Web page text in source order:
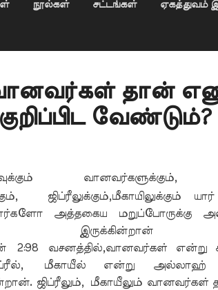
நூல்கள் சட்டங்கள் ஏகத்துவம்
வானவர்கள் தான்
வேண்டும்?
வானவர்களுக்கும்,
ஜிப்ரீலுக்கும்,மீகாயிலுக்கும் யார்
அத்தகைய மறுப்போருக்கு
இருக்கின்றான்
2:98 வசனத்தில்,வானவர்கள் என்று
மீகாயீல் என்று அல்லாஹ்
ஜிப்ரீலும், மீகாயீலும்